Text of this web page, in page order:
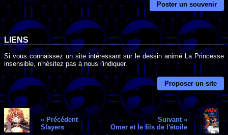
Poster un souvenir
LIENS
Si vous connaissez un site intéressant sur le dessin animé La Princesse
insensible, n'hésitez pas à nous l'indiquer.
Proposer un site
« Précédent
Slayers
Suivant »
Omer et le fils de l'étoile